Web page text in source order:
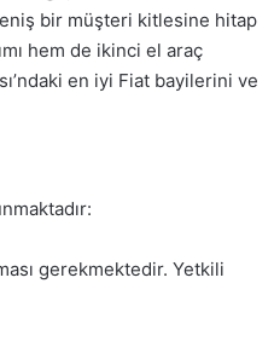
bir müşteri kitlesine hitap
hem de ikinci el araç
en iyi Fiat bayilerini ve
gerekmektedir. Yetkili